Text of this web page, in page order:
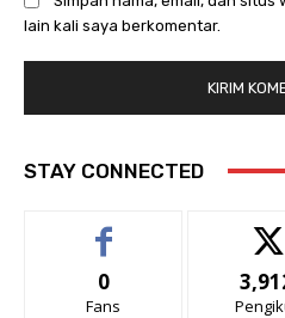
lain kali saya berkomentar.
STAY CONNECTED
0
Fans